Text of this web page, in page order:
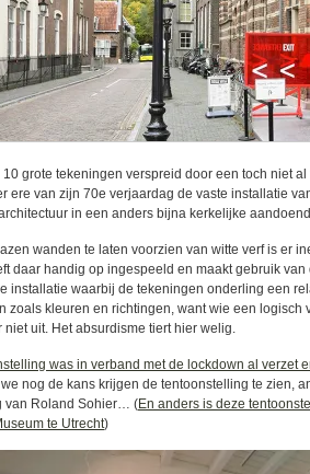
10 grote tekeningen verspreid door een toch niet
ere van zijn 70e verjaardag de vaste installatie
in een anders bijna kerkelijke
wanden te laten voorzien van witte verf is er
daar handig op ingespeeld en maakt gebruik
installatie waarbij de tekeningen onderling een
zoals kleuren en richtingen, want wie een
niet uit. Het absurdisme tiert hier welig.
was in verband met de lockdown al verzet
nog de kans krijgen de tentoonstelling te zien,
van Roland Sohier… (En anders is deze
te Utrecht)